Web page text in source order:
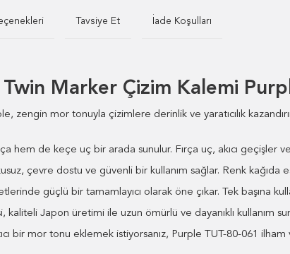
Tavsiye Et İade Koşulları
Marker Çizim Kalemi
zengin mor tonuyla çizimlere derinlik ve yaratıcılık
hem de keçe uç bir arada sunulur. Fırça uç, akıcı
çevre dostu ve güvenli bir kullanım sağlar. Renk kağıda
güçlü bir tamamlayıcı olarak öne çıkar. Tek başına
kaliteli Japon üretimi ile uzun ömürlü ve dayanıklı kullanım
bir mor tonu eklemek istiyorsanız, Purple TUT-80-061 ilham